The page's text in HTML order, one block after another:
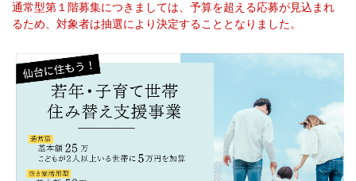
通常型第１階募集につきましては、予算を超える応募が見込まれ
るため、対象者は抽選により決定することとなりました。